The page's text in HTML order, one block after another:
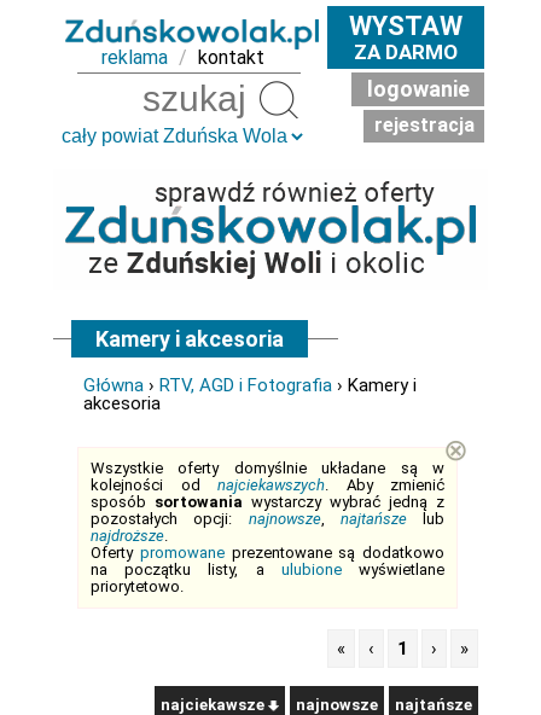
reklama / kontakt
WYSTAW
ZA DARMO
logowanie
rejestracja
Kamery i akcesoria
Główna › RTV, AGD i Fotografia › Kamery i
akcesoria
Wszystkie oferty domyślnie układane są w
kolejności od najciekawszych. Aby zmienić
sposób sortowania wystarczy wybrać jedną z
pozostałych opcji: najnowsze, najtańszelub
najdroższe.
Oferty promowaneprezentowane są dodatkowo
na początku listy, a ulubionewyświetlane
priorytetowo.
⊗
« ‹ 1 › »
najciekawsze najnowsze najtańsze